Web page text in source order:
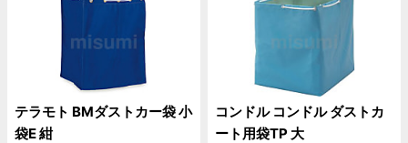
テラモト BMダストカー袋 小
袋E 紺
コンドル コンドル ダストカ
ート用袋TP 大